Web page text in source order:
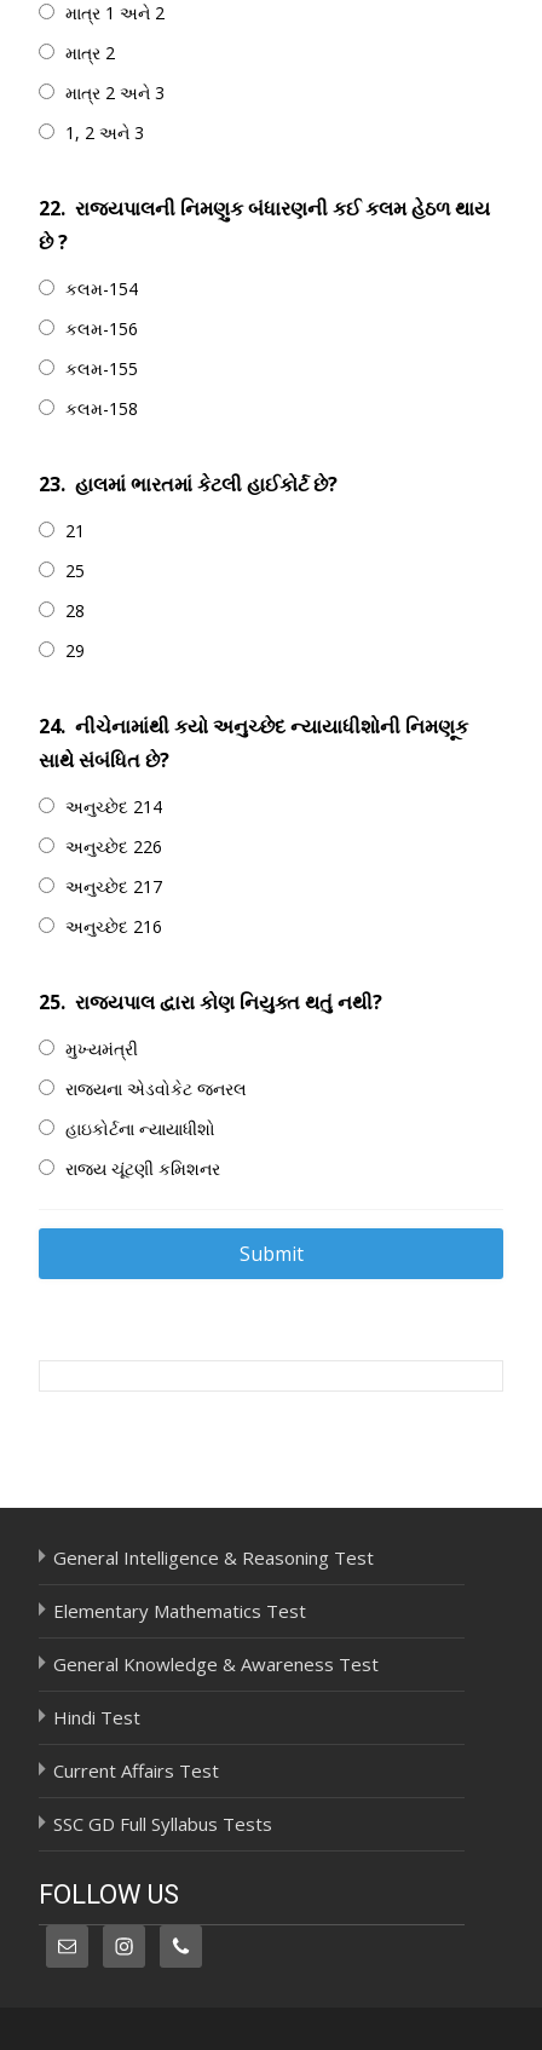
માત્ર 1 અને 2
માત્ર 2
માત્ર 2 અને 3
1, 2 અને 3
22. રાજ્યપાલની નિમણુક બંધારણની કઈ કલમ હેઠળ થાય
છે ?
કલમ-154
કલમ-156
કલમ-155
કલમ-158
23. હાલમાં ભારતમાં કેટલી હાઈકોર્ટ છે?
21
25
28
29
24. નીચેનામાંથી કયો અનુચ્છેદ ન્યાયાધીશોની નિમણૂક
સાથે સંબંધિત છે?
અનુચ્છેદ 214
અનુચ્છેદ 226
અનુચ્છેદ 217
અનુચ્છેદ 216
25. રાજ્યપાલ દ્વારા કોણ નિયુક્ત થતું નથી?
મુખ્યમંત્રી
રાજ્યના એડવોકેટ જનરલ
હાઇકોર્ટના ન્યાયાધીશો
રાજ્ય ચૂંટણી કમિશનર
Post
General Intelligence & Reasoning Test
Elementary Mathematics Test
General Knowledge & Awareness Test
Hindi Test
Current Affairs Test
SSC GD Full Syllabus Tests
FOLLOW US